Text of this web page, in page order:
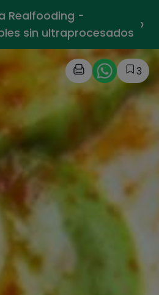
Realfooding -
sin ultraprocesados ›
3